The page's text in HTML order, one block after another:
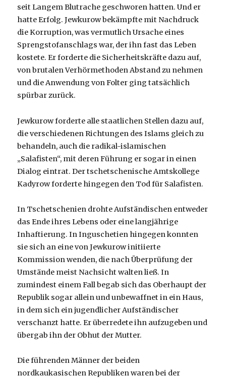
seit Langem Blutrache geschworen hatten. Und er
hatte Erfolg. Jewkurow bekämpfte mit Nachdruck
die Korruption, was vermutlich Ursache eines
Sprengstofanschlags war, der ihn fast das Leben
kostete. Er forderte die Sicherheitskräfte dazu auf,
von brutalen Verhörmethoden Abstand zu nehmen
und die Anwendung von Folter ging tatsächlich
spürbar zurück.
Jewkurow forderte alle staatlichen Stellen dazu auf,
die verschiedenen Richtungen des Islams gleich zu
behandeln, auch die radikal-islamischen
„Salafisten“, mit deren Führung er sogar in einen
Dialog eintrat. Der tschetschenische Amtskollege
Kadyrow forderte hingegen den Tod für Salafisten.
In Tschetschenien drohte Aufständischen entweder
das Ende ihres Lebens oder eine langjährige
Inhaftierung. In Inguschetien hingegen konnten
sie sich an eine von Jewkurow initiierte
Kommission wenden, die nach Überprüfung der
Umstände meist Nachsicht walten ließ. In
zumindest einem Fall begab sich das Oberhaupt der
Republik sogar allein und unbewaffnet in ein Haus,
in dem sich ein jugendlicher Aufständischer
verschanzt hatte. Er überredete ihn aufzugeben und
übergab ihn der Obhut der Mutter.
Die führenden Männer der beiden
nordkaukasischen Republiken waren bei der